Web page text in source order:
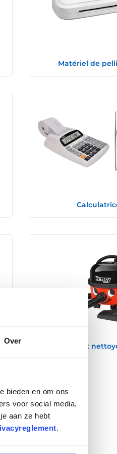
Over
bieden en om ons
voor social media,
aan ze hebt
.
Matériel de
Aspirateurs et